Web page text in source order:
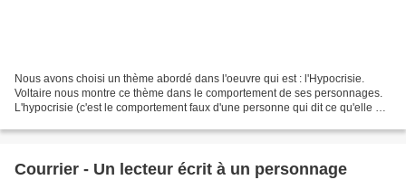
Nous avons choisi un thème abordé dans l'oeuvre qui est : l'Hypocrisie.
Voltaire nous montre ce thème dans le comportement de ses personnages.
L'hypocrisie (c'est le comportement faux d'une personne qui dit ce qu'elle ne
Courrier - Un lecteur écrit à un personnage